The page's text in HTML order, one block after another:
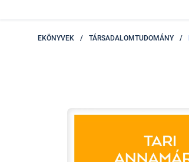
EKÖNYVEK / TÁRSADALOMTUDOMÁNY /